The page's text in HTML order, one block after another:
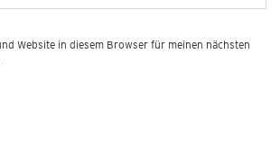
Website in diesem Browser für meinen nächsten